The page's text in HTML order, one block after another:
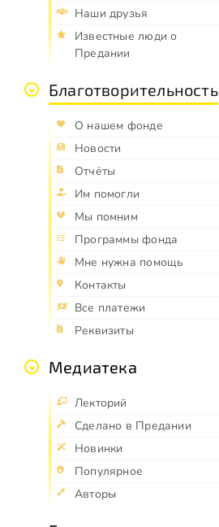
Наши друзья
Известные люди о
Предании
Благотворительность
О нашем фонде
Новости
Отчёты
Им помогли
Мы помним
Программы фонда
Мне нужна помощь
Контакты
Все платежи
Реквизиты
Медиатека
Лекторий
Сделано в Предании
Новинки
Популярное
Авторы